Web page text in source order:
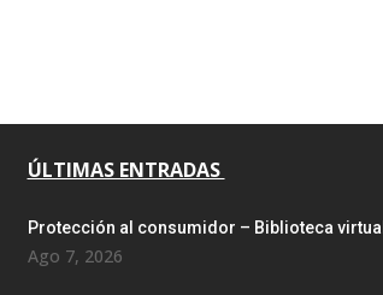
ÚLTIMAS ENTRADAS
Protección al consumidor – Biblioteca virtual
Ago 7, 2026